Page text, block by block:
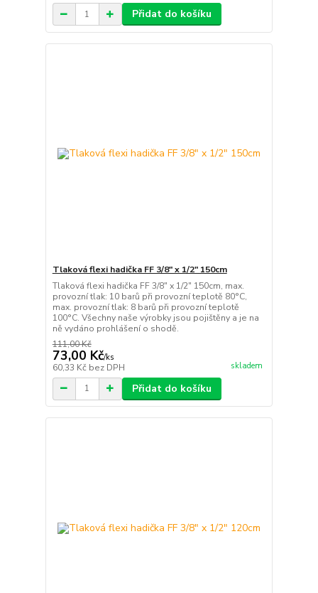
Přidat do košíku
Tlaková flexi hadička FF 3/8" x 1/2" 150cm
Tlaková flexi hadička FF 3/8" x 1/2" 150cm, max.
provozní tlak: 10 barů při provozní teplotě 80°C,
max. provozní tlak: 8 barů při provozní teplotě
100°C. Všechny naše výrobky jsou pojištěny a je na
ně vydáno prohlášení o shodě.
111,00 Kč
73,00 Kč/ks
60,33 Kč bez DPH skladem
Přidat do košíku